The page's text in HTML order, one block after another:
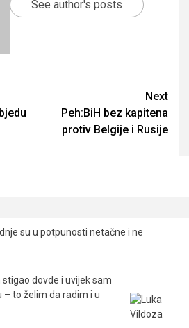
See author's posts
Next
Peh:BiH bez kapitena
protiv Belgije i Rusije
su u potpunosti netačne i ne
dovde i uvijek sam
to želim da radim i u